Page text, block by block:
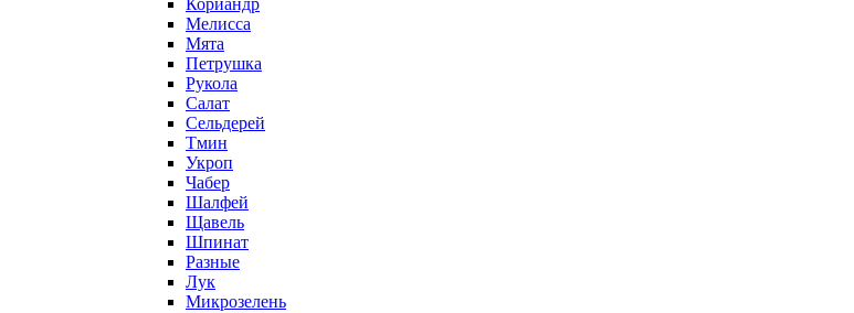
Кориандр
Мелисса
Мята
Петрушка
Рукола
Салат
Сельдерей
Тмин
Укроп
Чабер
Шалфей
Щавель
Шпинат
Разные
Лук
Микрозелень